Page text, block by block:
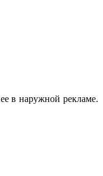
в наружной рекламе.